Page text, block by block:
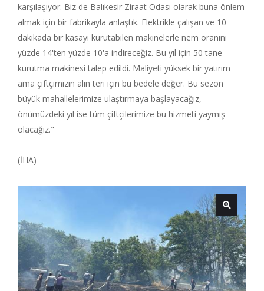
karşılaşıyor. Biz de Balıkesir Ziraat Odası olarak buna önlem
almak için bir fabrikayla anlaştık. Elektrikle çalışan ve 10
dakikada bir kasayı kurutabilen makinelerle nem oranını
yüzde 14'ten yüzde 10'a indireceğiz. Bu yıl için 50 tane
kurutma makinesi talep edildi. Maliyeti yüksek bir yatırım
ama çiftçimizin alın teri için bu bedele değer. Bu sezon
büyük mahallelerimize ulaştırmaya başlayacağız,
önümüzdeki yıl ise tüm çiftçilerimize bu hizmeti yaymış
olacağız."
(İHA)